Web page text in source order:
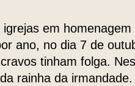
em homenagem
ano, no dia 7 de
tinham folga.
rainha da irmandade.